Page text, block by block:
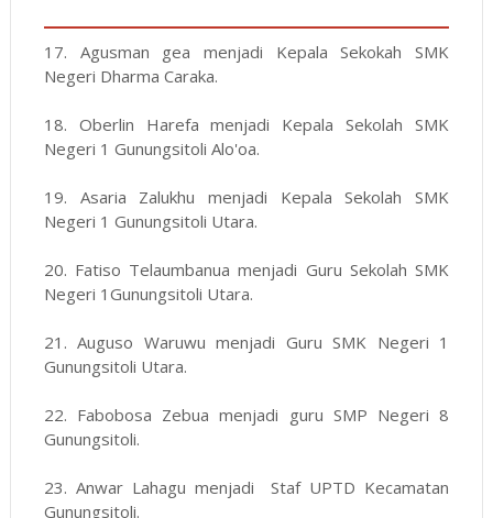
17. Agusman gea menjadi Kepala Sekokah SMK
Negeri Dharma Caraka.
18. Oberlin Harefa menjadi Kepala Sekolah SMK
Negeri 1 Gunungsitoli Alo'oa.
19. Asaria Zalukhu menjadi Kepala Sekolah SMK
Negeri 1 Gunungsitoli Utara.
20. Fatiso Telaumbanua menjadi Guru Sekolah SMK
Negeri 1Gunungsitoli Utara.
21. Auguso Waruwu menjadi Guru SMK Negeri 1
Gunungsitoli Utara.
22. Fabobosa Zebua menjadi guru SMP Negeri 8
Gunungsitoli.
23. Anwar Lahagu menjadi Staf UPTD Kecamatan
Gunungsitoli.